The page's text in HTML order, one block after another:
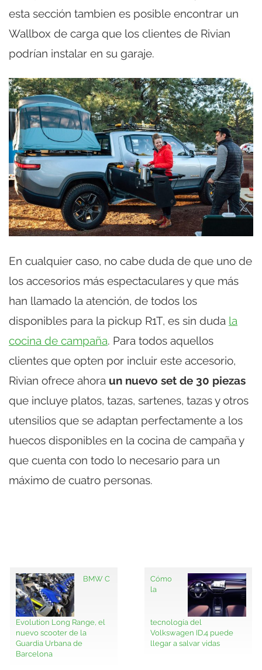
esta sección tambien es posible encontrar un
Wallbox de carga que los clientes de Rivian
podrían instalar en su garaje.
En cualquier caso, no cabe duda de que uno de
los accesorios más espectaculares y que más
han llamado la atención, de todos los
disponibles para la pickup R1T, es sin duda la
cocina de campaña. Para todos aquellos
clientes que opten por incluir este accesorio,
Rivian ofrece ahora un nuevo set de 30 piezas
que incluye platos, tazas, sartenes, tazas y otros
utensilios que se adaptan perfectamente a los
huecos disponibles en la cocina de campaña y
que cuenta con todo lo necesario para un
máximo de cuatro personas.
BMW C
Evolution Long Range, el
nuevo scooter de la
Guardia Urbana de
Barcelona
Cómo
la
tecnología del
Volkswagen ID.4 puede
llegar a salvar vidas